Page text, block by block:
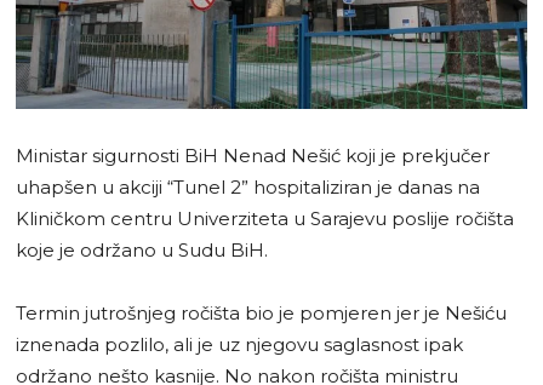
Ministar sigurnosti BiH Nenad Nešić koji je prekjučer
uhapšen u akciji “Tunel 2” hospitaliziran je danas na
Kliničkom centru Univerziteta u Sarajevu poslije ročišta
koje je održano u Sudu BiH.
Termin jutrošnjeg ročišta bio je pomjeren jer je Nešiću
iznenada pozlilo, ali je uz njegovu saglasnost ipak
održano nešto kasnije. No nakon ročišta ministru